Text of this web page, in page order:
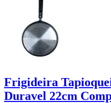
Frigideira
Duravel 22cm